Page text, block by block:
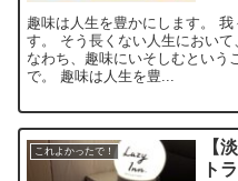
趣味は人生を豊かにします。
す。 そう長くない人生におい
なわち、趣味にいそしむという
で。 趣味は人生を豊...
これよかったで！
【
ト